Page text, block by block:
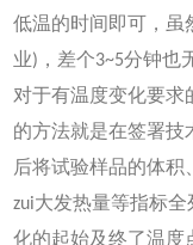
低温的时间即可，虽
业)，差个3~5分钟也
对于有温度变化要求
的方法就是在签署技
后将试验样品的体积
zui大发热量等指标
化的起始及终了温度